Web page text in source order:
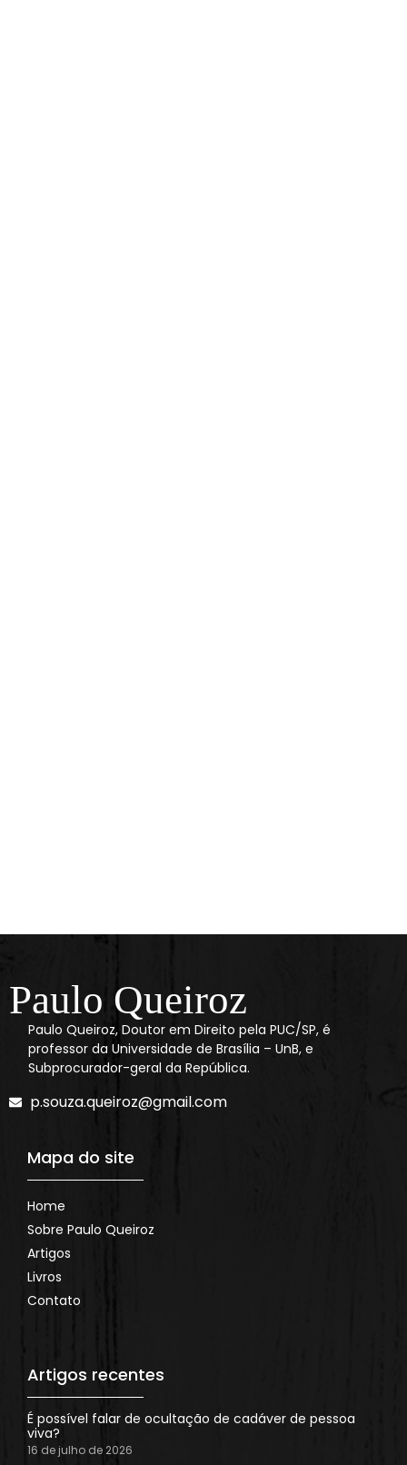
Paulo Queiroz
Paulo Queiroz, Doutor em Direito pela PUC/SP, é
professor da Universidade de Brasília – UnB, e
Subprocurador-geral da República.
p.souza.queiroz@gmail.com
Mapa do site
Home
Sobre Paulo Queiroz
Artigos
Livros
Contato
Artigos recentes
É possível falar de ocultação de cadáver de pessoa
viva?
16 de julho de 2026